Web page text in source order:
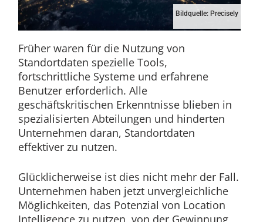
Bildquelle: Precisely
Früher waren für die Nutzung von
Standortdaten spezielle Tools,
fortschrittliche Systeme und erfahrene
Benutzer erforderlich. Alle
geschäftskritischen Erkenntnisse blieben in
spezialisierten Abteilungen und hinderten
Unternehmen daran, Standortdaten
effektiver zu nutzen.
Glücklicherweise ist dies nicht mehr der Fall.
Unternehmen haben jetzt unvergleichliche
Möglichkeiten, das Potenzial von Location